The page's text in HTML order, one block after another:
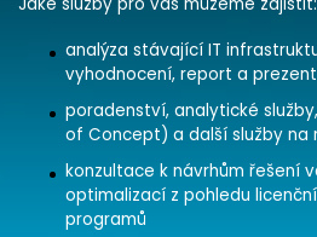
Jaké služby pro vás můžeme zajistit:
analýza stávající IT
vyhodnocení, report a
poradenství, analytické
of Concept) a další služby na
konzultace k návrhům řešení
optimalizací z pohledu
programů